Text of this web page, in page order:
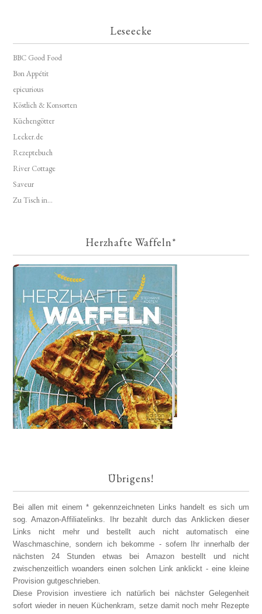
Leseecke
BBC Good Food
Bon Appétit
epicurious
Köstlich & Konsorten
Küchengötter
Lecker.de
Rezeptebuch
River Cottage
Saveur
Zu Tisch in...
Herzhafte Waffeln*
Übrigens!
Bei allen mit einem * gekennzeichneten Links handelt es sich um
sog. Amazon-Affiliatelinks. Ihr bezahlt durch das Anklicken dieser
Links nicht mehr und bestellt auch nicht automatisch eine
Waschmaschine, sondern ich bekomme - sofern Ihr innerhalb der
nächsten 24 Stunden etwas bei Amazon bestellt und nicht
zwischenzeitlich woanders einen solchen Link anklickt - eine kleine
Provision gutgeschrieben.
Diese Provision investiere ich natürlich bei nächster Gelegenheit
sofort wieder in neuen Küchenkram, setze damit noch mehr Rezepte